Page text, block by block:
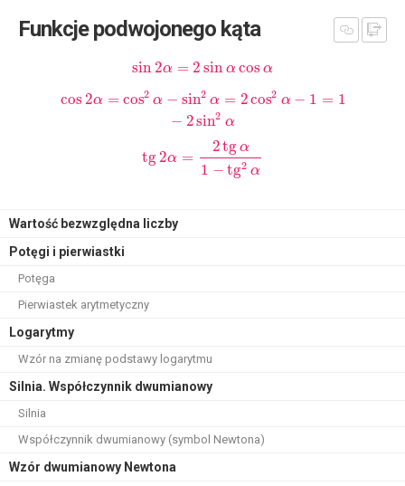
Funkcje podwojonego kąta
sin2α = 2 sinαcos α
cos 2α = cos2 α − sin2 α = 2cos2 α − 1 = 1
− 2sin2 α
tg 2α =
2tg α
1 − tg2 α
Wartość bezwzględna liczby
Potęgi i pierwiastki
Potęga
Pierwiastek arytmetyczny
Logarytmy
Wzór na zmianę podstawy logarytmu
Silnia. Współczynnik dwumianowy
Silnia
Współczynnik dwumianowy (symbol Newtona)
Wzór dwumianowy Newtona